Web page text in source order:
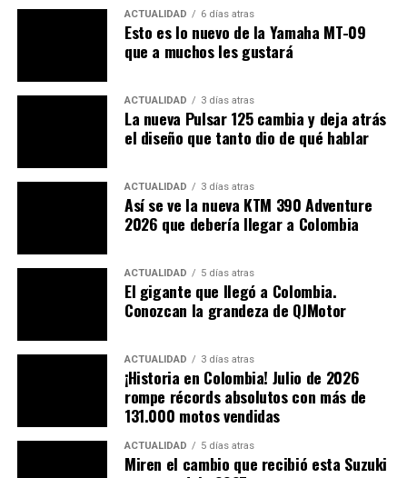
PubliMotos sirve de vocero a la ciudadanía que hace un
llamado a las autoridades, para que pongan remedio a
esta situación que afecta no solamente la movilidad,
sino a la convivencia y la economía de los habitantes de
este importante punto del país.
¿Alguna vez usted se ha
visto afectado por la
ACTUALIDAD 6 días atras
Esto es lo nuevo de la Yamaha MT-09
que a muchos les gustará
ACTUALIDAD 3 días atras
La nueva Pulsar 125 cambia y deja atrás
el diseño que tanto dio de qué hablar
ACTUALIDAD 3 días atras
Así se ve la nueva KTM 390 Adventure
2026 que debería llegar a Colombia
ACTUALIDAD 5 días atras
El gigante que llegó a Colombia.
Conozcan la grandeza de QJMotor
ACTUALIDAD 3 días atras
¡Historia en Colombia! Julio de 2026
rompe récords absolutos con más de
131.000 motos vendidas
ACTUALIDAD 5 días atras
Miren el cambio que recibió esta Suzuki